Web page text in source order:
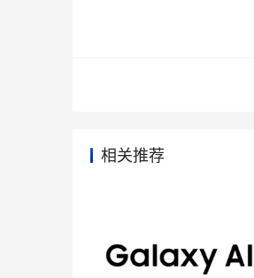
随着“十五五”全民健康
身技术与产业之基，更要
相关推荐